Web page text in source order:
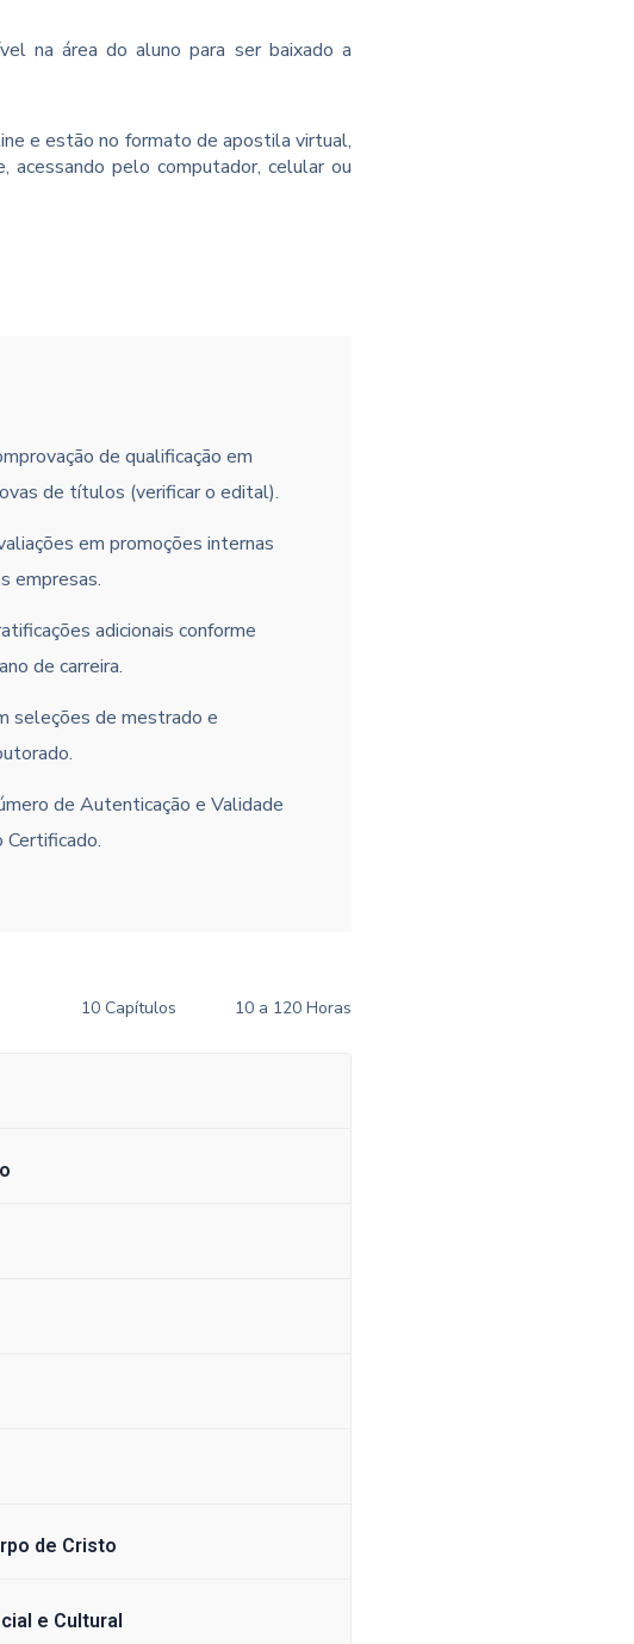
na área do aluno para ser baixado a
e estão no formato de apostila virtual,
pelo computador, celular ou
de qualificação em
de títulos (verificar o edital).
em promoções internas
empresas.
adicionais conforme
de carreira.
seleções de mestrado e
de Autenticação e Validade
Certificado.
10 Capítulos 10 a 120 Horas
de Cristo
e Cultural